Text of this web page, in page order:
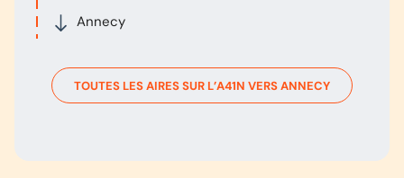
Annecy
TOUTES LES AIRES SUR L’A41N VERSANNECY